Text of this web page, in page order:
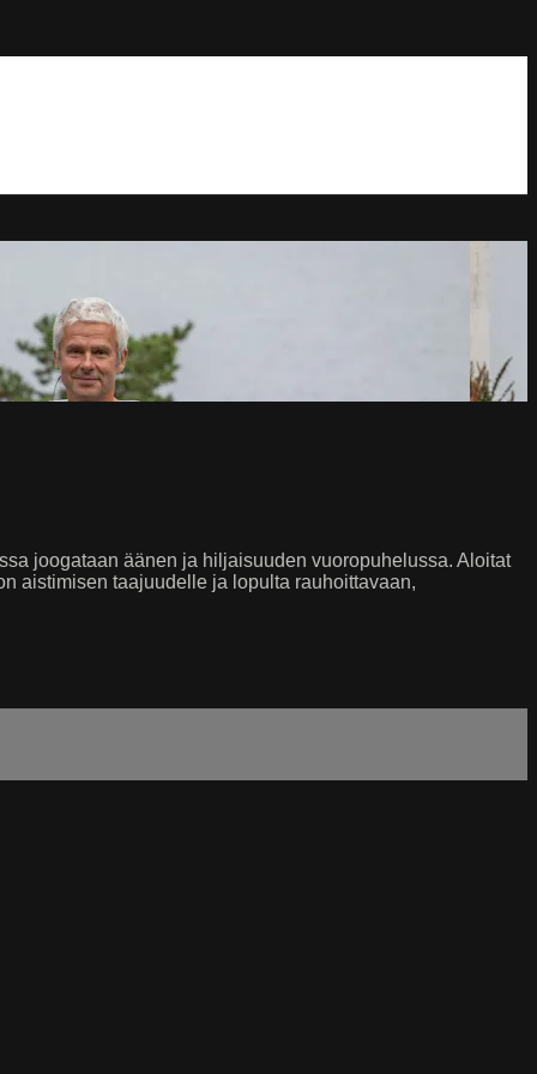
joogataan äänen ja hiljaisuuden vuoropuhelussa. Aloitat
aistimisen taajuudelle ja lopulta rauhoittavaan,